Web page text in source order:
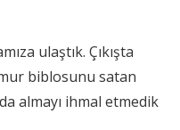
ulaştık. Çıkışta
biblosunu satan
almayı ihmal etmedik